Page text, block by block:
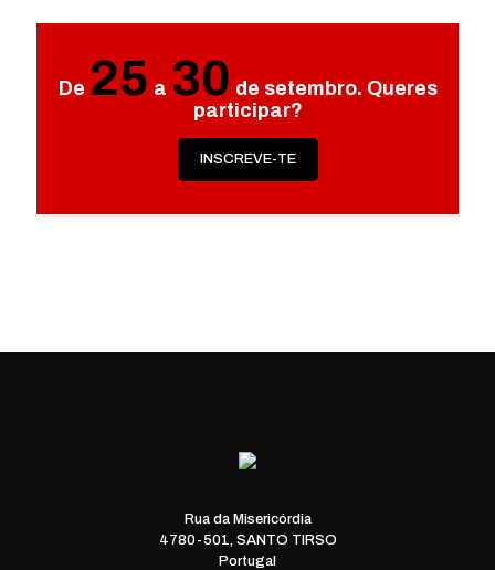
De 25 a 30 de setembro. Queres
participar?
INSCREVE-TE
Rua da Misericórdia
4780-501, SANTO TIRSO
Portugal